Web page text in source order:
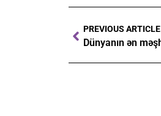
PREVIOUS ARTICLE